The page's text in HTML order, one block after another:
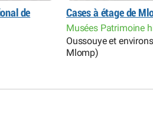
de Cases à étage de
Musées Patrimoine
Oussouye et
Mlomp)